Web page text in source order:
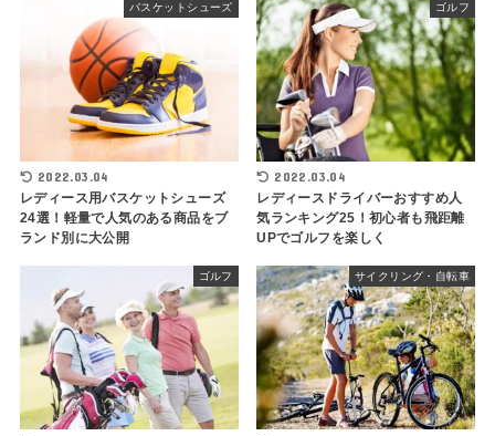
バスケットシューズ
2022.03.04
レディース用バスケットシューズ
24選！軽量で人気のある商品をブ
ランド別に大公開
ゴルフ
2022.03.04
レディースドライバーおすすめ人
気ランキング25！初心者も飛距離
UPでゴルフを楽しく
ゴルフ サイクリング・自転車